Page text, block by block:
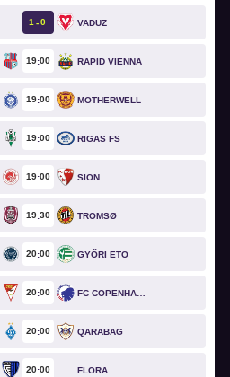
1 0 VADUZ
19 00 RAPID VIENNA
19 00 MOTHERWELL
19 00 RIGAS FS
19 00 SION
19 30 TROMSØ
20 00 GYŐRI ETO
20 00 FC COPENHAGEN
20 00 QARABAG
20 00 FLORA